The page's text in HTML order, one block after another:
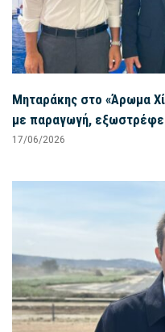
Μηταράκης στο «Άρωμα
με παραγωγή,
17/06/2026